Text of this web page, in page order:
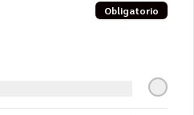
California ebi furai (NUEVO)
Obligatorio